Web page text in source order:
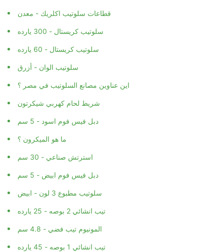
قطاعات سلوتيب اكلريك - معدن
سلوتيب كريستال - 300 يارده
سلوتيب كريستال - 60 يارده
سلوتيب الوان - أزرق
اين عناوين مصانع السلوتيب في مصر ؟
شريط لحام كهربي شيكرتون
دبل فيس فوم اسود - 5 سم
ما هو الميكرون ؟
استرتش صناعي - 30 سم
دبل فيس فوم ابيض - 5 سم
سلوتيب مطبوع 3 لون - ابيض
تيب انشائي 2 بوصه - 25 يارده
المونيوم تيب فضي - 4.8 سم
تيب انشائي 1 بوصه - 45 يارده